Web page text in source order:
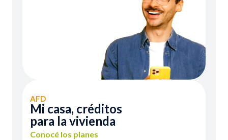
AFD
Mi casa, créditos
para la vivienda
Conocé los planes